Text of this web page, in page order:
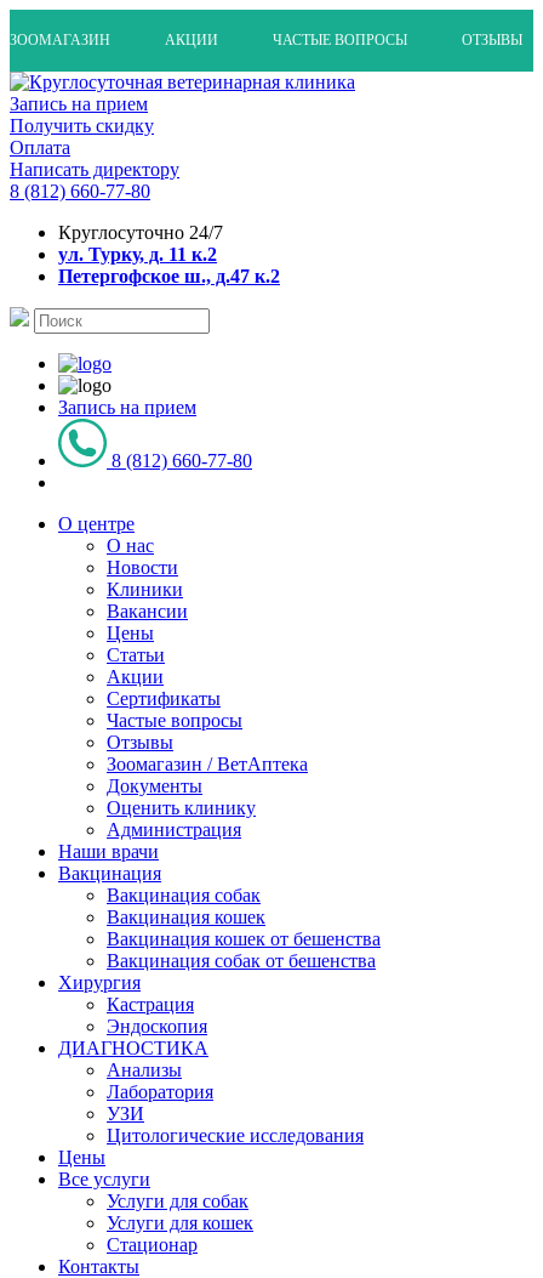
ЗООМАГАЗИН АКЦИИ ЧАСТЫЕ ВОПРОСЫ ОТЗЫВЫ
Запись на прием
Получить скидку
Оплата
Написать директору
8 (812) 660-77-80
Круглосуточно 24/7
ул. Турку, д. 11 к.2
Петергофское ш., д.47 к.2
Запись на прием
8 (812) 660-77-80
О центре
О нас
Новости
Клиники
Вакансии
Цены
Статьи
Акции
Сертификаты
Частые вопросы
Отзывы
Зоомагазин / ВетАптека
Документы
Оценить клинику
Администрация
Наши врачи
Вакцинация
Вакцинация собак
Вакцинация кошек
Вакцинация кошек от бешенства
Вакцинация собак от бешенства
Хирургия
Кастрация
Эндоскопия
ДИАГНОСТИКА
Анализы
Лаборатория
УЗИ
Цитологические исследования
Цены
Все услуги
Услуги для собак
Услуги для кошек
Стационар
Контакты